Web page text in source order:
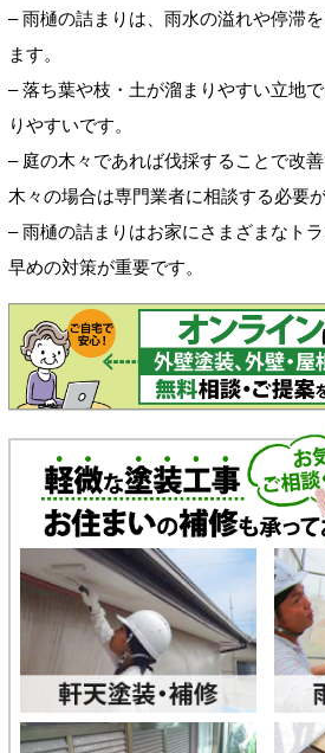
– 雨樋の詰まりは、雨水の溢れや停滞
ます。
– 落ち葉や枝・土が溜まりやすい立地
りやすいです。
– 庭の木々であれば伐採することで改
木々の場合は専門業者に相談する必要が
– 雨樋の詰まりはお家にさまざまなト
早めの対策が重要です。